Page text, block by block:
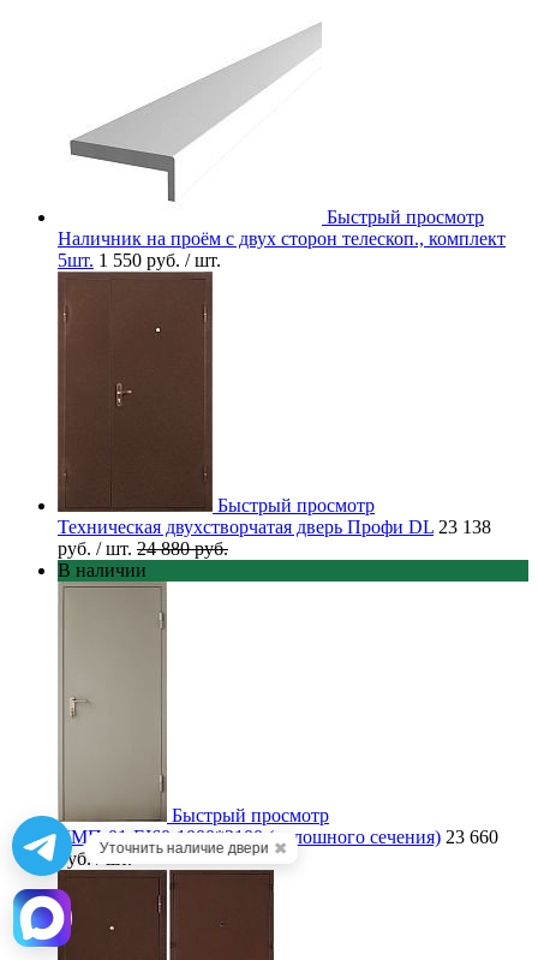
Быстрый просмотр
Наличник на проём с двух сторон телескоп., комплект
5шт. 1 550 руб. / шт.
Быстрый просмотр
Техническая двухстворчатая дверь Профи DL 23 138
руб. / шт. 24 880 руб.
В наличии
Быстрый просмотр
ДМП-01-EI60-1000*2100 (сплошного сечения) 23 660
руб. / шт.
Уточнить наличие двери ✖